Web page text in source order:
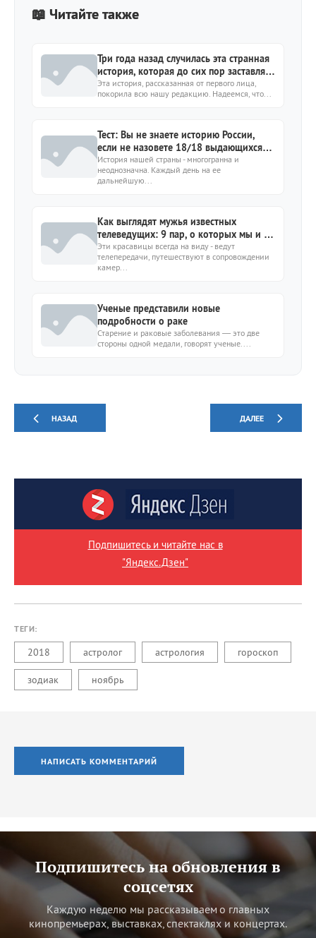
📖 Читайте также
Три года назад случилась эта странная
история, которая до сих пор заставляет
меня улыбаться
Эта история, рассказанная от первого лица,
покорила всю нашу редакцию. Надеемся, что...
Тест: Вы не знаете историю России,
если не назовете 18/18 выдающихся
личностей
История нашей страны - многогранна и
неоднозначна. Каждый день на ее
дальнейшую...
Как выглядят мужья известных
телеведущих: 9 пар, о которых мы и не
подозревали
Эти красавицы всегда на виду - ведут
телепередачи, путешествуют в сопровождении
камер...
Ученые представили новые
подробности о раке
Старение и раковые заболевания — это две
стороны одной медали, говорят ученые....
НАЗАД ДАЛЕЕ
Подпишитесь и читайте нас в
"Яндекс.Дзен"
ТЕГИ:
2018 астролог астрология гороскоп
зодиак ноябрь
НАПИСАТЬ КОММЕНТАРИЙ
Подпишитесь на обновления в
соцсетях
Каждую неделю мы рассказываем о главных
кинопремьерах, выставках, спектаклях и концертах.